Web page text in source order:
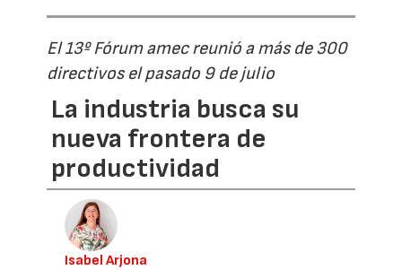
El 13º Fórum amec reunió a más de 300
directivos el pasado 9 de julio
La industria busca su
nueva frontera de
productividad
Isabel Arjona